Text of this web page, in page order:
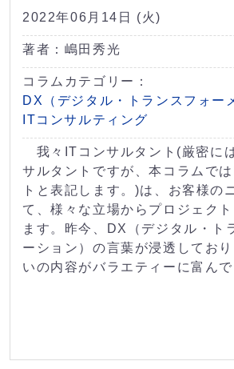
2022年06月14日 (火)
著者：嶋田秀光
コラムカテゴリー：
DX（デジタル・トランスフォー
ITコンサルティング
我々ITコンサルタント(厳密に
サルタントですが、本コラムで
トと表記します。)は、お客様の
て、様々な立場からプロジェク
ます。昨今、DX（デジタル・ト
ーション）の言葉が浸透してお
いの内容がバラエティーに富ん